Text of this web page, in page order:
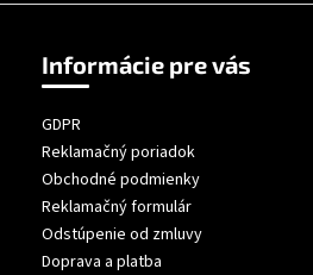
Informácie pre vás
GDPR
Reklamačný poriadok
Obchodné podmienky
Reklamačný formulár
Odstúpenie od zmluvy
Doprava a platba